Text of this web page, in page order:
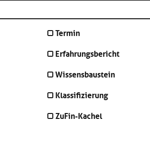
Termin
Erfahrungsbericht
Wissensbaustein
Klassifizierung
ZuFin-Kachel